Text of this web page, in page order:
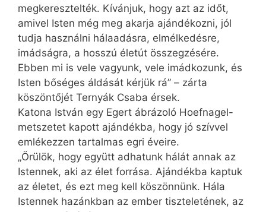
megkeresztelték. Kívánjuk, hogy azt az időt,
amivel Isten még meg akarja ajándékozni, jól
tudja használni hálaadásra, elmélkedésre,
imádságra, a hosszú életút összegzésére.
Ebben mi is vele vagyunk, vele imádkozunk, és
Isten bőséges áldását kérjük rá” – zárta
köszöntőjét Ternyák Csaba érsek.
Katona István egy Egert ábrázoló Hoefnagel-
metszetet kapott ajándékba, hogy jó szívvel
emlékezzen tartalmas egri éveire.
„Örülök, hogy együtt adhatunk hálát annak az
Istennek, aki az élet forrása. Ajándékba kaptuk
az életet, és ezt meg kell köszönnünk. Hála
Istennek hazánkban az ember tiszteletének, az